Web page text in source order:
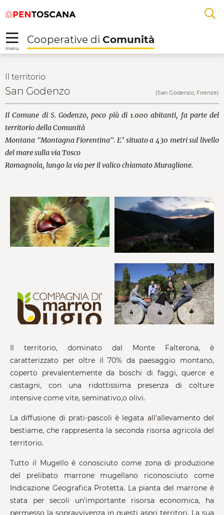
Skip to Main Content
alal
menu
Cooperative di Comunità
Il territorio
San Godenzo (San Godenzo, Firenze)
Il Comune di S. Godenzo, poco più di 1.000 abitanti, fa parte del
territorio della Comunità
Montana "Montagna Fiorentina". E’ situato a 430 metri sul livello
del mare sulla via Tosco
Romagnola, lungo la via per il valico chiamato Muraglione.
Il territorio, dominato dal Monte Falterona, è
caratterizzato per oltre il 70% da paesaggio montano,
coperto prevalentemente da boschi di faggi, querce e
castagni, con una ridottissima presenza di colture
intensive come vite, seminativo,o olivi.
La diffusione di prati-pascoli è legata all'allevamento del
bestiame, che rappresenta la seconda risorsa agricola del
territorio.
Tutto il Mugello è conosciuto come zona di produzione
del prelibato marrone mugellano riconosciuto come
Indicazione Geografica Protetta. La pianta del marrone è
stata per secoli un’importante risorsa economica, ha
permesso la sopravvivenza in questi aspri territori. La sua